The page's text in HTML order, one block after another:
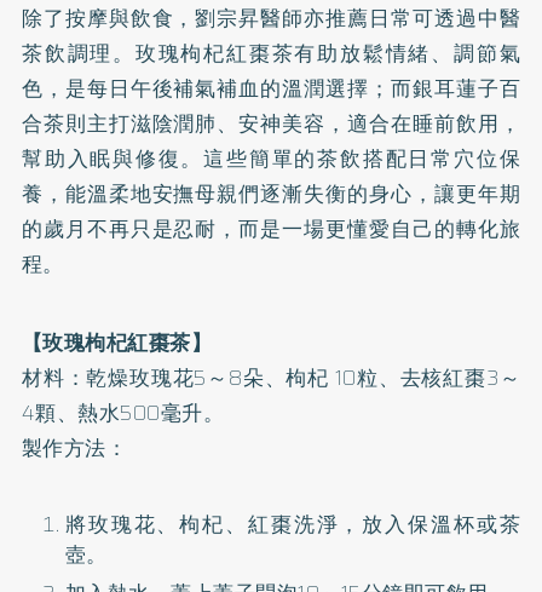
除了按摩與飲食，劉宗昇醫師亦推薦日常可透過中醫
茶飲調理。玫瑰枸杞紅棗茶有助放鬆情緒、調節氣
色，是每日午後補氣補血的溫潤選擇；而銀耳蓮子百
合茶則主打滋陰潤肺、安神美容，適合在睡前飲用，
幫助入眠與修復。這些簡單的茶飲搭配日常穴位保
養，能溫柔地安撫母親們逐漸失衡的身心，讓更年期
的歲月不再只是忍耐，而是一場更懂愛自己的轉化旅
程。
【玫瑰枸杞紅棗茶】
材料：乾燥玫瑰花5～8朵、枸杞 10粒、去核紅棗3～
4顆、熱水500毫升。
製作方法：
將玫瑰花、枸杞、紅棗洗淨，放入保溫杯或茶
壺。